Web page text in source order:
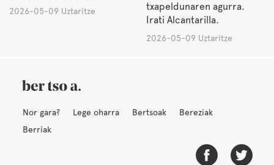
2026-05-09 Uztaritze
txapeldunaren agurra.
Irati Alcantarilla.
2026-05-09 Uztaritze
Nor gara? Lege oharra Bertsoak
Bereziak
Berriak